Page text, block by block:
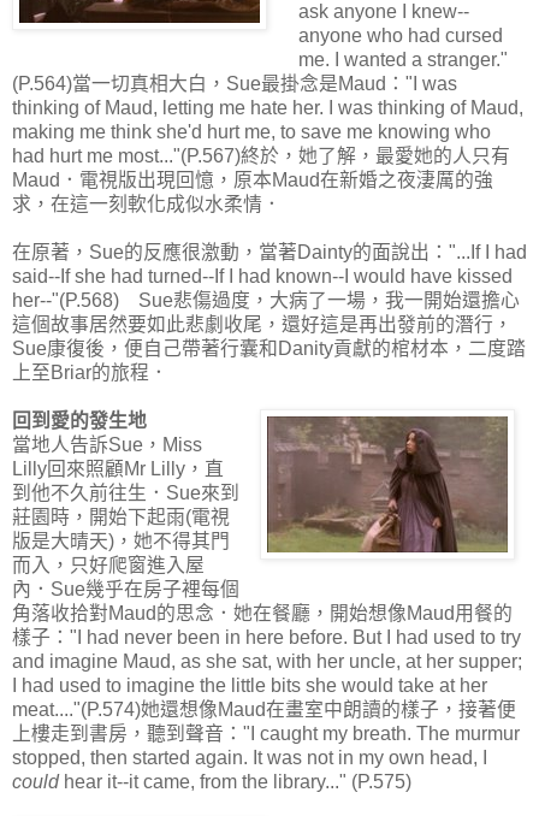
ask anyone I knew--
anyone who had cursed
me. I wanted a stranger."
(P.564)當一切真相大白，Sue最掛念是Maud："I was
thinking of Maud, letting me hate her. I was thinking of Maud,
making me think she'd hurt me, to save me knowing who
had hurt me most..."(P.567)終於，她了解，最愛她的人只有
Maud．電視版出現回憶，原本Maud在新婚之夜淒厲的強
求，在這一刻軟化成似水柔情．
在原著，Sue的反應很激動，當著Dainty的面說出："...If I had
said--If she had turned--If I had known--I would have kissed
her--"(P.568) Sue悲傷過度，大病了一場，我一開始還擔心
這個故事居然要如此悲劇收尾，還好這是再出發前的潛行，
Sue康復後，便自己帶著行囊和Danity貢獻的棺材本，二度踏
上至Briar的旅程．
回到愛的發生地
當地人告訴Sue，Miss
Lilly回來照顧Mr Lilly，直
到他不久前往生．Sue來到
莊園時，開始下起雨(電視
版是大晴天)，她不得其門
而入，只好爬窗進入屋
內．Sue幾乎在房子裡每個
角落收拾對Maud的思念．她在餐廳，開始想像Maud用餐的
樣子："I had never been in here before. But I had used to try
and imagine Maud, as she sat, with her uncle, at her supper;
I had used to imagine the little bits she would take at her
meat...."(P.574)她還想像Maud在畫室中朗讀的樣子，接著便
上樓走到書房，聽到聲音："I caught my breath. The murmur
stopped, then started again. It was not in my own head, I
couldhear it--it came, from the library..." (P.575)